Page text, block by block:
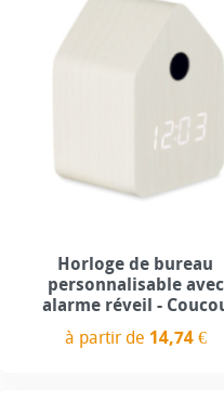
Horloge de bureau
personnalisable avec
alarme réveil -
à partir de 14,74 €